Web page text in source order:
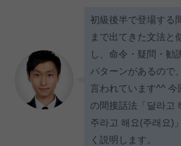
初級後半で登場する
まで出てきた文法と
し、命令・疑問・勧
パターンがあるので
言われています^^ 今
の間接話法「달라고
주라고 해요(주래요)
く説明します。